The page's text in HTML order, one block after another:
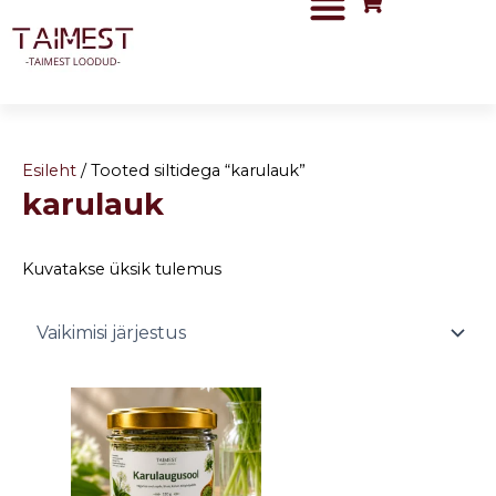
content
Esileht / Tooted siltidega “karulauk”
karulauk
Kuvatakse üksik tulemus
Price
range:
5,90 €
through
8,50 €
product
has
multiple